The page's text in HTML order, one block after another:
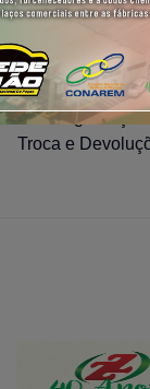
Cadastre-se
COMPRA
Segurança
Troca e